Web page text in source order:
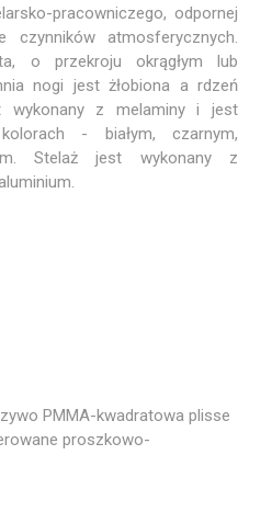
pracowniczego, odpornej
czynników atmosferycznych.
o przekroju okrągłym lub
nogi jest żłobiona a rdzeń
wykonany z melaminy i jest
- białym, czarnym,
Stelaż jest wykonany z
PMMA-kwadratowa plisse
proszkowo-